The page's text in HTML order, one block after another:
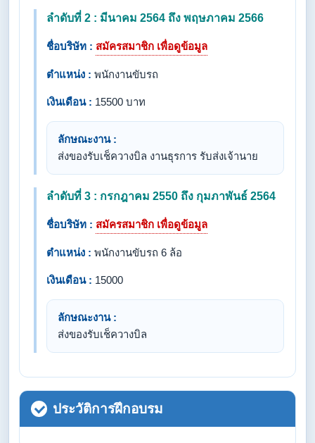
ลำดับที่ 2 : มีนาคม 2564 ถึง พฤษภาคม 2566
ชื่อบริษัท : สมัครสมาชิก เพื่อดูข้อมูล
ตำแหน่ง : พนักงานขับรถ
เงินเดือน : 15500 บาท
ลักษณะงาน :
ส่งของรับเช็ควางบิล งานธุรการ รับส่งเจ้านาย
ลำดับที่ 3 : กรกฎาคม 2550 ถึง กุมภาพันธ์ 2564
ชื่อบริษัท : สมัครสมาชิก เพื่อดูข้อมูล
ตำแหน่ง : พนักงานขับรถ 6 ล้อ
เงินเดือน : 15000
ลักษณะงาน :
ส่งของรับเช็ควางบิล
ประวัติการฝึกอบรม